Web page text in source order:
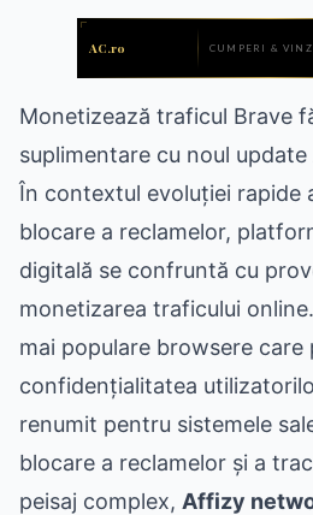
Monetizează traficul Brave
suplimentare cu noul
În contextul evoluției rapide
blocare a reclamelor,
digitală se confruntă cu
monetizarea traficului
mai populare browsere care
confidențialitatea
renumit pentru sistemele
blocare a reclamelor și a
peisaj complex, Affizy